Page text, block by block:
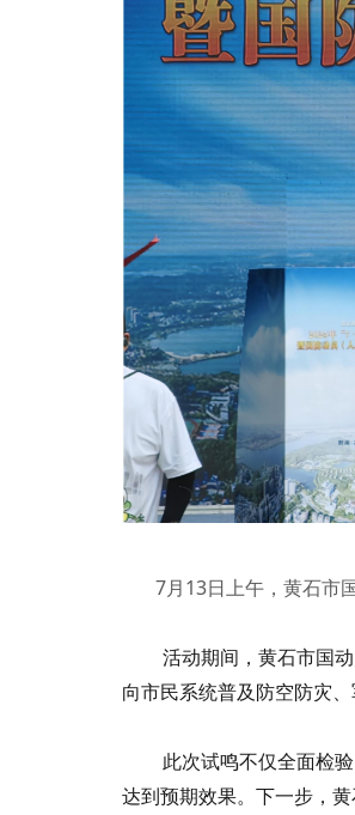
7月13日上午，黄石市
活动期间，黄石市国
向市民系统普及防空防灾
此次试鸣不仅全面检
达到预期效果。下一步，